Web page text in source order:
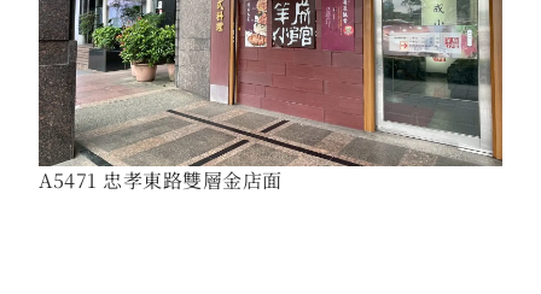
A5471 忠孝東路雙層金店面